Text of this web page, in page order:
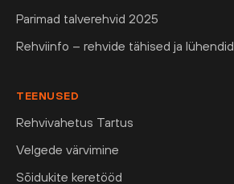
Parimad talverehvid 2025
Rehviinfo – rehvide tähised ja lühendid
TEENUSED
Rehvivahetus Tartus
Velgede värvimine
Sõidukite keretööd